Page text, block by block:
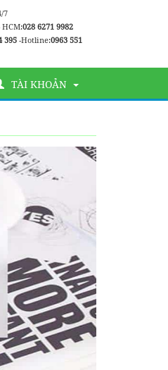
7
028 6271 9982
395 -Hotline:0963 551
TÀI KHOẢN